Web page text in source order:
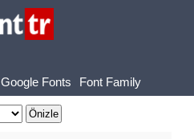
Google Fonts Font Family